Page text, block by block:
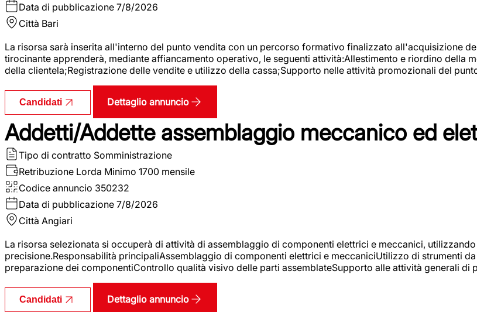
Data di pubblicazione 7/8/2026
Città Bari
La risorsa sarà inserita all'interno del punto vendita con un percorso formativo finalizzato all'acquisizione
tirocinante apprenderà, mediante affiancamento operativo, le seguenti attività:Allestimento e riordino della
della clientela;Registrazione delle vendite e utilizzo della cassa;Supporto nelle attività promozionali del
Candidati Dettaglio annuncio
Addetti/Addette assemblaggio meccanico ed
Tipo di contratto Somministrazione
Retribuzione Lorda Minimo 1700 mensile
Codice annuncio 350232
Data di pubblicazione 7/8/2026
Città Angiari
La risorsa selezionata si occuperà di attività di assemblaggio di componenti elettrici e meccanici,
precisione.Responsabilità principaliAssemblaggio di componenti elettrici e meccaniciUtilizzo di strumenti
preparazione dei componentiControllo qualità visivo delle parti assemblateSupporto alle attività generali di
Candidati Dettaglio annuncio